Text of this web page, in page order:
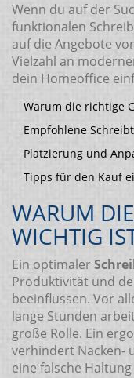
Wenn du auf der
funktionalen
auf die Angebote
Vielzahl an
dein Homeoffice
Warum die richtige
Empfohlene
Platzierung und
Tipps für den Kauf
WARUM DIE
ICHTIG IST
Ein optimaler
Produktivität und
beeinflussen. Vor
lange Stunden
große Rolle. Ein
verhindert Nacken-
eine falsche